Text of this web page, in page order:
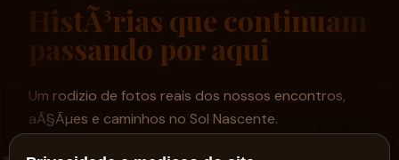
HistÃ³rias que continuam
passando por aqui
Um rodizio de fotos reais dos nossos encontros,
aÃ§Ãµes e caminhos no Sol Nascente.